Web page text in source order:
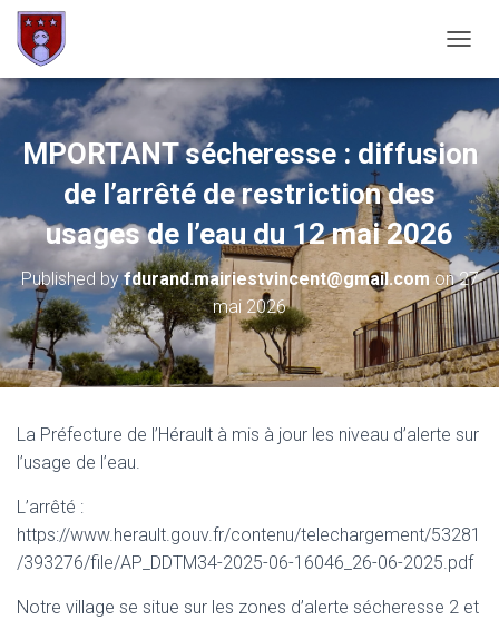
MPORTANT sécheresse : diffusion
de l’arrêté de restriction des
usages de l’eau du 12 mai 2026
Published byfdurand.mairiestvincent@gmail.com on27
mai 2026
La Préfecture de l’Hérault à mis à jour les niveau d’alerte sur
l’usage de l’eau.
L’arrêté :
https://www.herault.gouv.fr/contenu/telechargement/53281
/393276/file/AP_DDTM34-2025-06-16046_26-06-2025.pdf
Notre village se situe sur les zones d’alerte sécheresse 2 et